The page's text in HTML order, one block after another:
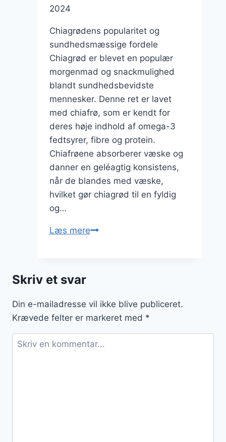
2024
Chiagrødens popularitet og
sundhedsmæssige fordele
Chiagrød er blevet en populær
morgenmad og snackmulighed
blandt sundhedsbevidste
mennesker. Denne ret er lavet
med chiafrø, som er kendt for
deres høje indhold af omega-3
fedtsyrer, fibre og protein.
Chiafrøene absorberer væske og
danner en geléagtig konsistens,
når de blandes med væske,
hvilket gør chiagrød til en fyldig
og…
Læs mereChiagrød
Skriv et svar
Din e-mailadresse vil ikke blive publiceret.
Krævede felter er markeret med *